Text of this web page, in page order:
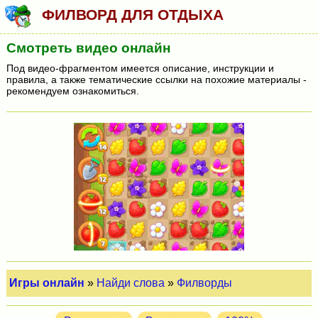
ФИЛВОРД ДЛЯ ОТДЫХА
Смотреть видео онлайн
Под видео-фрагментом имеется описание, инструкции и
правила, а также тематические ссылки на похожие материалы -
рекомендуем ознакомиться.
Игры онлайн » Найди слова » Филворды